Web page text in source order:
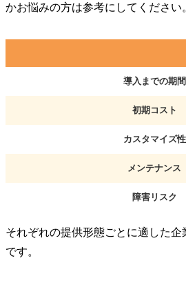
かお悩みの方は参考にしてください
導入までの期間
初期コスト
カスタマイズ性
メンテナンス
障害リスク
それぞれの提供形態ごとに適した企
です。